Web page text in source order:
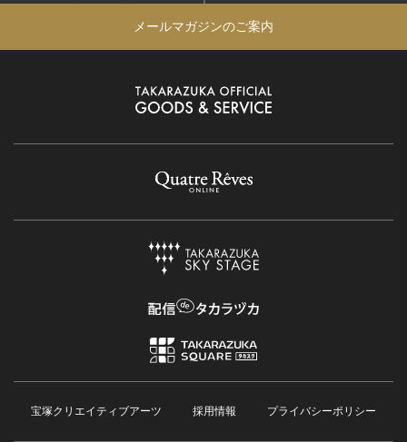
メールマガジンのご案内
宝塚クリエイティブアーツ 採用情報 プライバシーポリシー